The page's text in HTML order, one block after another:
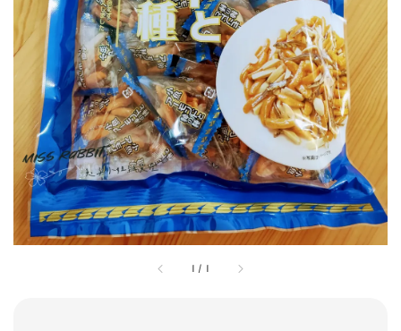
1 / 1